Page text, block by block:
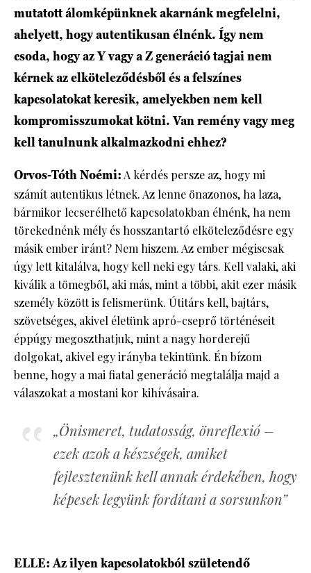
mutatott álomképünknek akarnánk megfelelni,
ahelyett, hogy autentikusan élnénk. Így nem
csoda, hogy az Y vagy a Z generáció tagjai nem
kérnek az elköteleződésből és a felszínes
kapcsolatokat keresik, amelyekben nem kell
kompromisszumokat kötni. Van remény vagy meg
kell tanulnunk alkalmazkodni ehhez?
Orvos-Tóth Noémi:A kérdés persze az, hogy mi
számít autentikus létnek. Az lenne önazonos, ha laza,
bármikor lecserélhető kapcsolatokban élnénk, ha nem
törekednénk mély és hosszantartó elköteleződésre egy
másik ember iránt? Nem hiszem. Az ember mégiscsak
úgy lett kitalálva, hogy kell neki egy társ. Kell valaki, aki
kiválik a tömegből, aki más, mint a többi, akit ezer másik
személy között is felismerünk. Útitárs kell, bajtárs,
szövetséges, akivel életünk apró-cseprő történéseit
éppúgy megoszthatjuk, mint a nagy horderejű
dolgokat, akivel egy irányba tekintünk. Én bízom
benne, hogy a mai fiatal generáció megtalálja majd a
válaszokat a mostani kor kihívásaira.
„Önismeret, tudatosság, önreflexió –
ezek azok a készségek, amiket
fejlesztenünk kell annak érdekében, hogy
képesek legyünk fordítani a sorsunkon”
ELLE: Az ilyen kapcsolatokból születendő